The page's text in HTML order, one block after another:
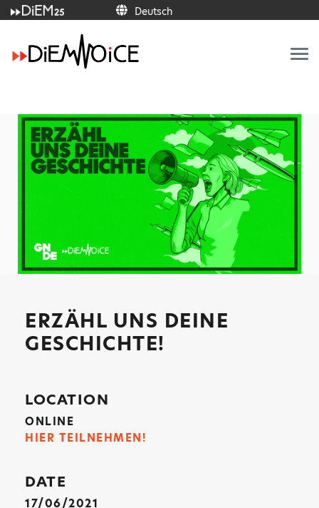
Deutsch
ERZÄHL UNS DEINE
GESCHICHTE!
LOCATION
ONLINE
HIER TEILNEHMEN!
DATE
17/06/2021